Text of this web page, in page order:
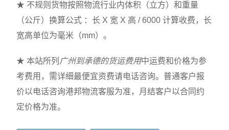
★ 不规则货物按照物流行业内体积（立方）和重量
（公斤）换算公式 ：长 X 宽 X 高 / 6000 计算收费，长
宽高单位为毫米（mm）。
★ 本站所列 广州到承德的货运费用中运费和价格为参
考费用，需详细最便宜资费请电话咨询。普通客户报
价以电话咨询港邦物流客服为准，月结客户以合同约
定价格为准。